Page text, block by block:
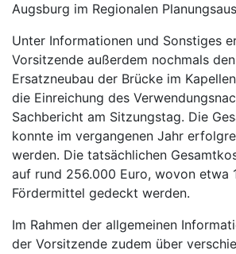
Augsburg im Regionalen
Unter Informationen und Sonstiges
Vorsitzende außerdem nochmals
Ersatzneubau der Brücke im
die Einreichung des
Sachbericht am Sitzungstag. Die
konnte im vergangenen Jahr
werden. Die tatsächlichen
auf rund 256.000 Euro, wovon etwa
Fördermittel gedeckt werden.
Im Rahmen der allgemeinen
der Vorsitzende zudem über